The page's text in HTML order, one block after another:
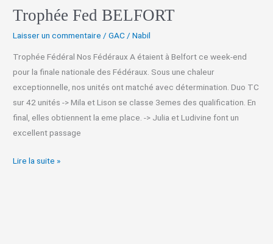
Trophée Fed BELFORT
Laisser un commentaire /GAC /Nabil
Trophée Fédéral Nos Fédéraux A étaient à Belfort ce week-end
pour la finale nationale des Fédéraux. Sous une chaleur
exceptionnelle, nos unités ont matché avec détermination. Duo TC
sur 42 unités -> Mila et Lison se classe 3emes des qualification. En
final, elles obtiennent la eme place. -> Julia et Ludivine font un
excellent passage
Lire la suite »